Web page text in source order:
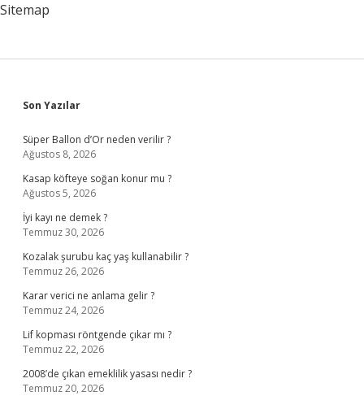
Sitemap
Sidebar
Son Yazılar
Süper Ballon d’Or neden verilir ?
Ağustos 8, 2026
Kasap köfteye soğan konur mu ?
Ağustos 5, 2026
İyi kayı ne demek ?
Temmuz 30, 2026
Kozalak şurubu kaç yaş kullanabilir ?
Temmuz 26, 2026
Karar verici ne anlama gelir ?
Temmuz 24, 2026
Lif kopması röntgende çıkar mı ?
Temmuz 22, 2026
2008’de çıkan emeklilik yasası nedir ?
Temmuz 20, 2026